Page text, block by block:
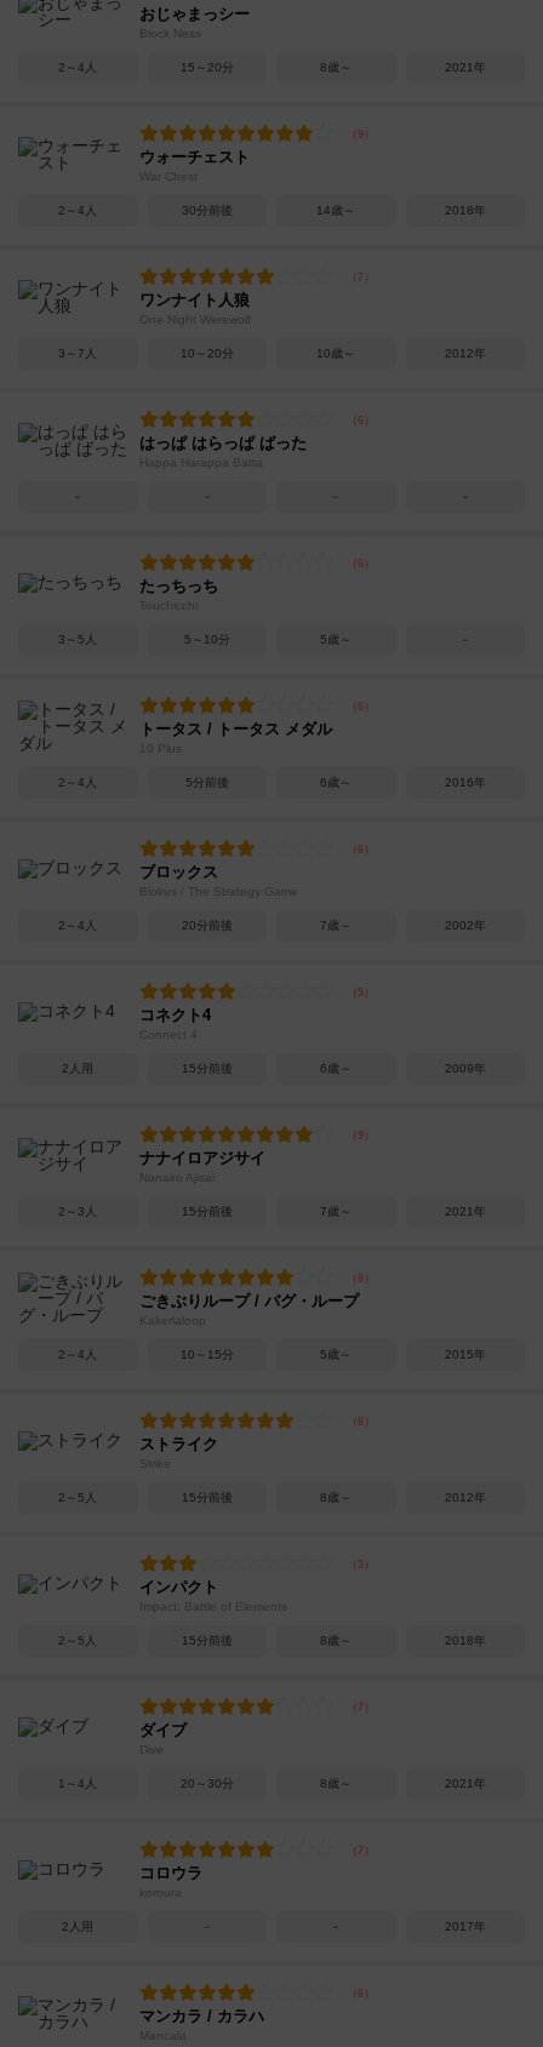
おじゃまっシー
Block Ness
2～4人 15～20分 8歳～ 2021年
ウォーチェスト
War Chest
2～4人 30分前後 14歳～ 2018年
ワンナイト人狼
One Night Werewolf
3～7人 10～20分 10歳～ 2012年
はっぱ はらっぱ ばった
Happa Harappa Batta
－ － － －
たっちっち
Touchicchi
3～5人 5～10分 5歳～ －
トータス / トータス メダル
10 Plus
2～4人 5分前後 6歳～ 2016年
ブロックス
Blokus / The Strategy Game
2～4人 20分前後 7歳～ 2002年
コネクト4
Connect 4
2人用 15分前後 6歳～ 2009年
ナナイロアジサイ
Nanairo Ajisai
2～3人 15分前後 7歳～ 2021年
ごきぶりループ / バグ・ループ
Kakerlaloop
2～4人 10～15分 5歳～ 2015年
ストライク
Strike
2～5人 15分前後 8歳～ 2012年
インパクト
Impact: Battle of Elements
2～5人 15分前後 8歳～ 2018年
ダイブ
Dive
1～4人 20～30分 8歳～ 2021年
コロウラ
koroura
2人用 － － 2017年
マンカラ / カラハ
Mancala